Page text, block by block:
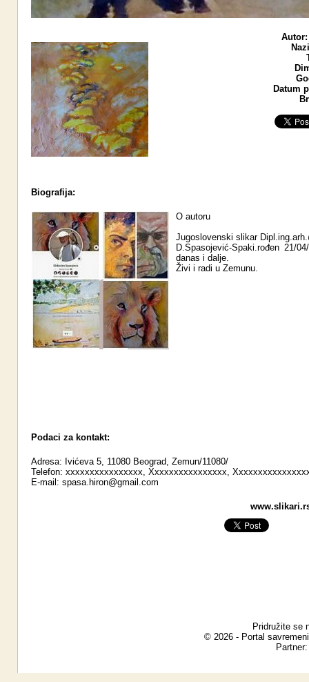
Autor:
Datum
Biografija:
O autoru
Jugoslovenski slikar
D.Spasojević-Spaki.rođen 21/
danas i dalje.
Živi i radi u Zemunu.
Podaci za kontakt:
Adresa: Ivićeva 5, 11080 Beograd, Zemun/11080/
Telefon: xxxxxxxxxxxxxxxx, Xxxxxxxxxxxxxxxx,
E-mail: spasa.hiron@gmail.com
Pridružite se
© 2026 - Portal